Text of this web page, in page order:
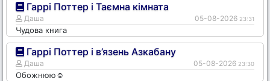
Гаррі Поттер і Таємна кімната
Даша 05-08-2026 23:31
Чудова книга
Гаррі Поттер і в’язень Азкабану
Даша 05-08-2026 23:30
Обожнюю☺️